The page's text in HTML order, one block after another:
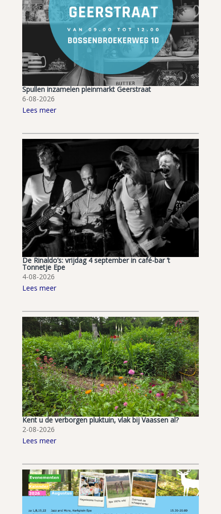
Spullen inzamelen pleinmarkt Geerstraat
6-08-2026
Lees meer
De Rinaldo’s: vrijdag 4 september in café-bar ’t
Tonnetje Epe
4-08-2026
Lees meer
Kent u de verborgen pluktuin, vlak bij Vaassen al?
2-08-2026
Lees meer